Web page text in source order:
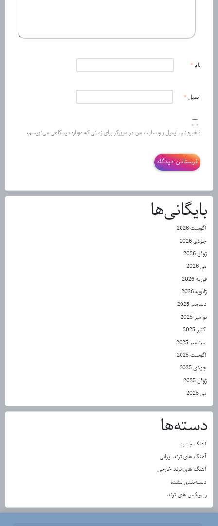
نام *
ایمیل *
ذخیره نام، ایمیل و وبسایت من در مرورگر برای زمانی که دوباره دیدگاهی می‌نویسم.
بایگانی‌ها
آگوست 2026
جولای 2026
ژوئن 2026
می 2026
فوریه 2026
ژانویه 2026
دسامبر 2025
نوامبر 2025
اکتبر 2025
سپتامبر 2025
آگوست 2025
جولای 2025
ژوئن 2025
می 2025
دسته‌ها
آهنگ جدید
آهنگ های ترند ایرانی
آهنگ های ترند خارجی
دسته‌بندی نشده
ریمیکس های ترند